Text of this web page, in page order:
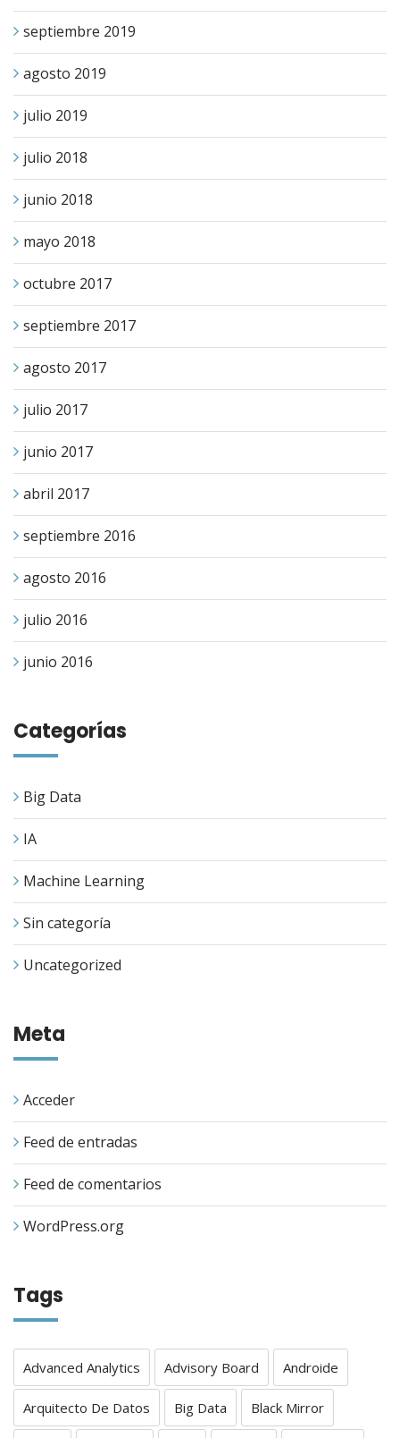
septiembre 2019
agosto 2019
julio 2019
julio 2018
junio 2018
mayo 2018
octubre 2017
septiembre 2017
agosto 2017
julio 2017
junio 2017
abril 2017
septiembre 2016
agosto 2016
julio 2016
junio 2016
Categorías
Big Data
IA
Machine Learning
Sin categoría
Uncategorized
Meta
Acceder
Feed de entradas
Feed de comentarios
WordPress.org
Tags
Advanced Analytics Advisory Board Androide
Arquitecto De Datos Big Data Black Mirror